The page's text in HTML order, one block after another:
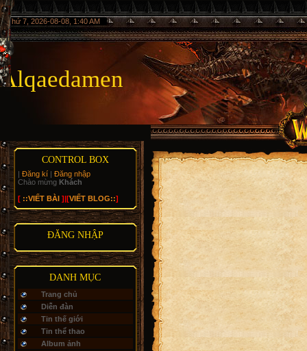
Thứ 7, 2026-08-08, 1:40 AM
Alqaedamen
CONTROL BOX
| Đăng kí | Đăng nhập
Chào mừng Khách
[ ::VIẾT BÀI ]|[VIẾT BLOG::]
ĐĂNG NHẬP
DANH MỤC
Trang chủ
Diễn đàn
Tin thế giới
Tin thể thao
Album ảnh